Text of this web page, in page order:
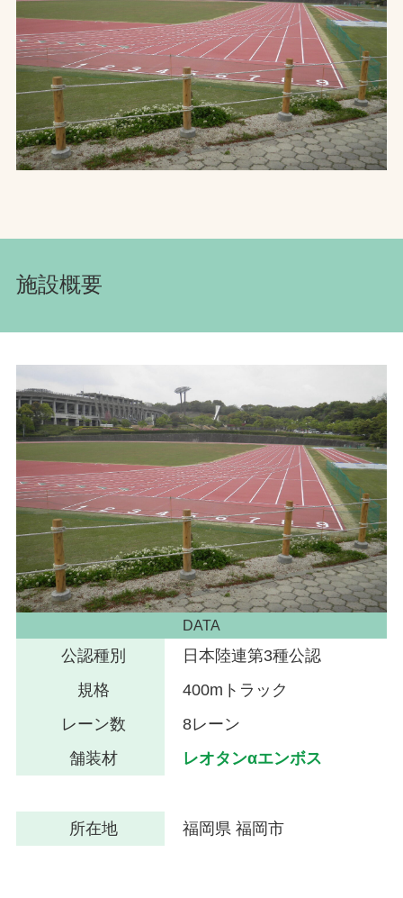
プライバシーポリシー
ソーシャルメディアポリシー
InstagramFacebookYouTube
施設概要
DATA
公認種別
日本陸連第3種公認
規格
400mトラック
レーン数
8レーン
舗装材
レオタンαエンボス
所在地 福岡県 福岡市